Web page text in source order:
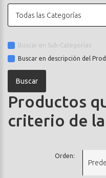
Todas las Categorías
Buscar en Sub-Categorías
Buscar en descripción del
Productos
criterio de
Orden: